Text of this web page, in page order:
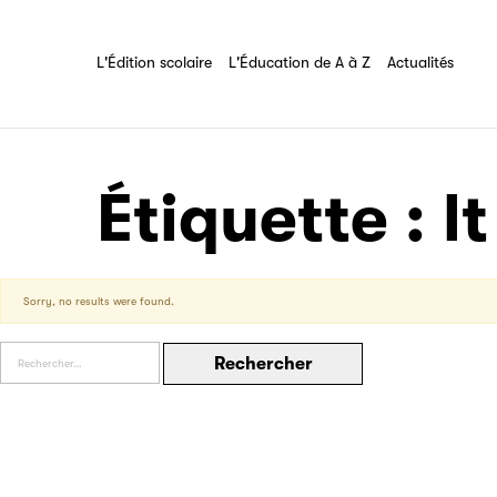
L'Édition scolaire L'Éducation de A à Z Actualités
Tout savoir sur l'association
L'Édition scolaire
L'Éducation de A à Z
Étiquette :
Sorry, no results were found.